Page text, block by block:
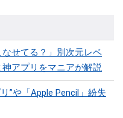
なせてる？」別次元レベ
アプリをマニアが解説
”や「Apple Pencil」紛失